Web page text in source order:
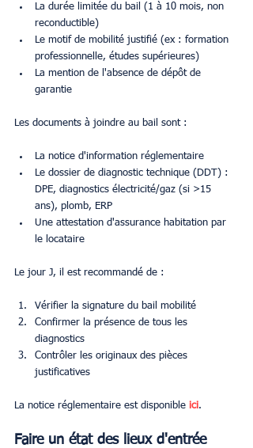
La durée limitée du bail (1 à 10 mois, non
reconductible)
Le motif de mobilité justifié (ex : formation
professionnelle, études supérieures)
La mention de l'absence de dépôt de
garantie
Les documents à joindre au bail sont :
La notice d'information réglementaire
Le dossier de diagnostic technique (DDT) :
DPE, diagnostics électricité/gaz (si >15
ans), plomb, ERP
Une attestation d'assurance habitation par
le locataire
Le jour J, il est recommandé de :
Vérifier la signature du bail mobilité
Confirmer la présence de tous les
diagnostics
Contrôler les originaux des pièces
justificatives
La notice réglementaire est disponible ici.
Faire un état des lieux d'entrée